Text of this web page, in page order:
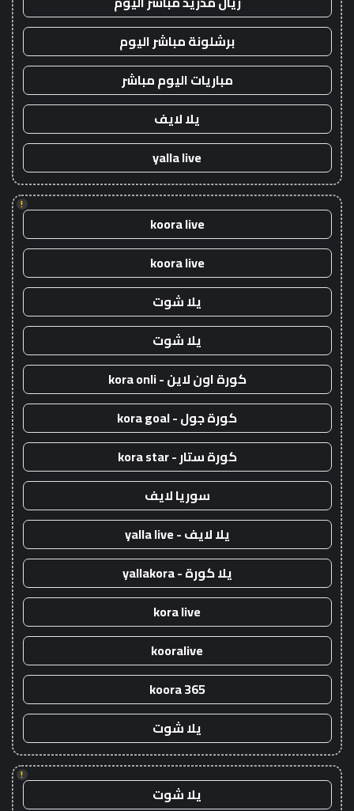
برشلونة مباشر اليوم
مباريات اليوم مباشر
يلا لايف
yalla live
!
koora live
koora live
يلا شوت
يلا شوت
كورة اون لاين - kora onli
كورة جول - kora goal
كورة ستار - kora star
سوريا لايف
يلا لايف - yalla live
يلا كورة - yallakora
kora live
kooralive
koora 365
يلا شوت
!
يلا شوت